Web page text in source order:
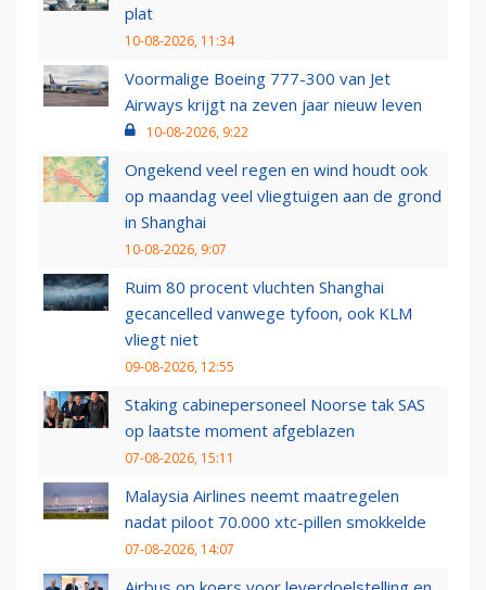
plat
10-08-2026, 11:34
Voormalige Boeing 777-300 van Jet
Airways krijgt na zeven jaar nieuw leven
10-08-2026, 9:22
Ongekend veel regen en wind houdt ook
op maandag veel vliegtuigen aan de grond
in Shanghai
10-08-2026, 9:07
Ruim 80 procent vluchten Shanghai
gecancelled vanwege tyfoon, ook KLM
vliegt niet
09-08-2026, 12:55
Staking cabinepersoneel Noorse tak SAS
op laatste moment afgeblazen
07-08-2026, 15:11
Malaysia Airlines neemt maatregelen
nadat piloot 70.000 xtc-pillen smokkelde
07-08-2026, 14:07